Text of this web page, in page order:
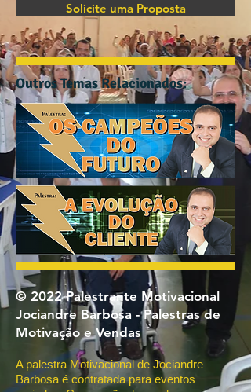
Solicite uma Proposta
Outros Temas Relacionados:
© 2022 Palestrante Motivacional
Jociandre Barbosa - Palestras de
Motivação e Vendas
A palestra Motivacional de Jociandre
Barbosa é contratada para eventos